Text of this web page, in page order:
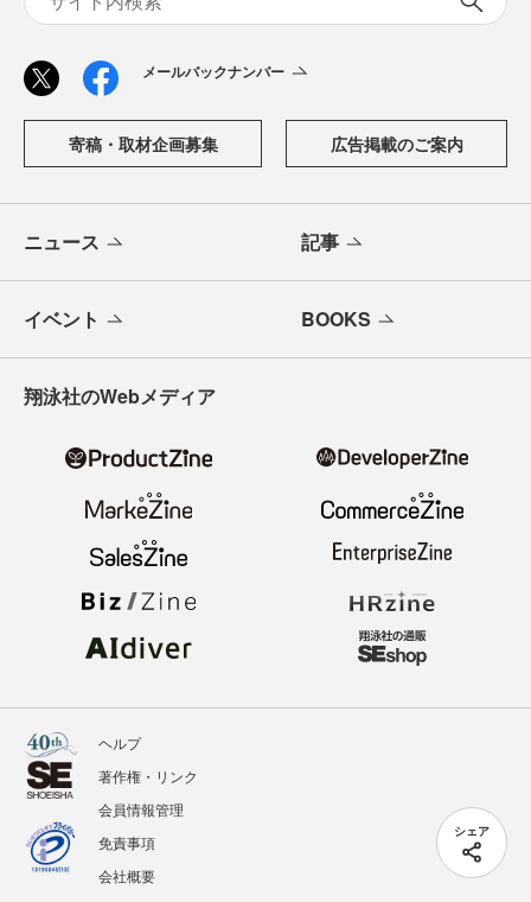
シェア
メールバックナンバー
寄稿・取材企画募集 広告掲載のご案内
ニュース 記事
イベント BOOKS
翔泳社のWebメディア
ヘルプ
著作権・リンク
会員情報管理
免責事項
会社概要